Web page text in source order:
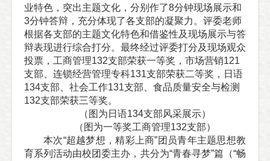
业特色，突出主题文化，分别作了8分钟现场展示和
3分钟答辩，充分体现了各支部的凝聚力。评委老师
根据各支部的主题文化特色和借鉴性及现场展示与答
辩表现进行综合打分。最终经过评委打分及现场观众
投票，工商管理132支部荣获一等奖，市场营销121
支部、连锁经营管理专科131支部荣获二等奖，日语
134支部、社会工作131支部、食品质量安全与检测
132支部荣获三等奖。
（ 图 为 日语134支部风采展示）
（ 图 为一等奖工商管理132支部）
本次“超越梦想，精彩上商”团员青年主题思想教
育系列活动由校团委主办，共分为“青春寻梦”篇（“畅